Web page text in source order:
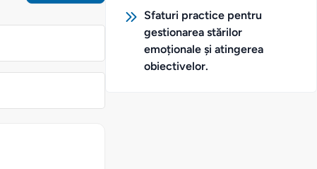
Sfaturi practice pentru
gestionarea stărilor
emoționale și atingerea
obiectivelor.